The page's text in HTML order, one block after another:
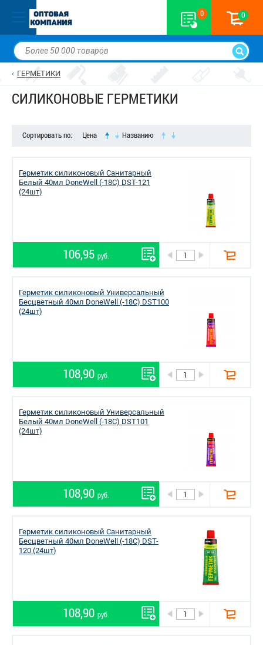
0 0
ГЕРМЕТИКИ
СИЛИКОНОВЫЕ ГЕРМЕТИКИ
Сортировать по: Цена Названию
Герметик силиконовый Санитарный
Белый 40мл DoneWell (-18С) DST-121
(24шт)
106,95 руб.
Герметик силиконовый Универсальный
Бесцветный 40мл DoneWell (-18С) DST100
(24шт)
108,90 руб.
Герметик силиконовый Универсальный
Белый 40мл DoneWell (-18С) DST101
(24шт)
108,90 руб.
Герметик силиконовый Санитарный
Бесцветный 40мл DoneWell (-18С) DST-
120 (24шт)
108,90 руб.